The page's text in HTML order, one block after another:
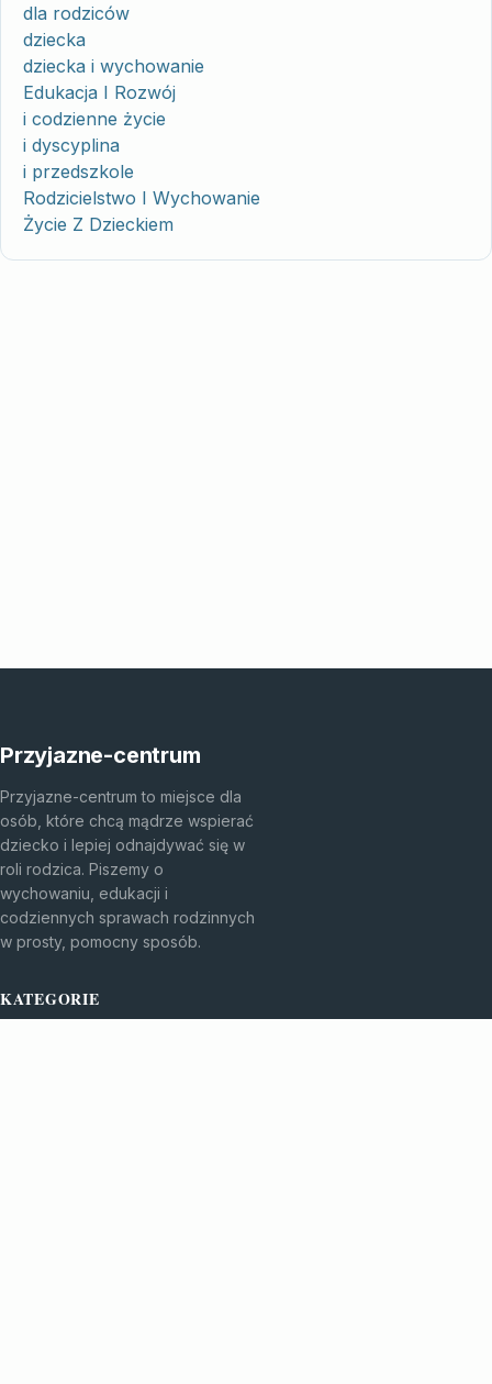
dla rodziców
dziecka
dziecka i wychowanie
Edukacja I Rozwój
i codzienne życie
i dyscyplina
i przedszkole
Rodzicielstwo I Wychowanie
Życie Z Dzieckiem
Przyjazne-centrum
Przyjazne-centrum to miejsce dla
osób, które chcą mądrze wspierać
dziecko i lepiej odnajdywać się w
roli rodzica. Piszemy o
wychowaniu, edukacji i
codziennych sprawach rodzinnych
w prosty, pomocny sposób.
KATEGORIE